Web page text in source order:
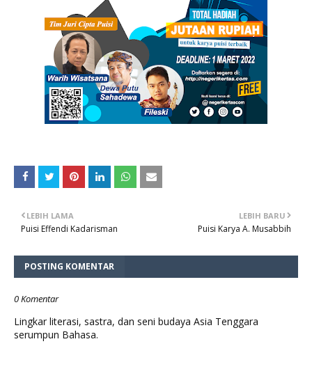
LEBIH BARU
Puisi Karya A. Musabbih
LEBIH LAMA
Puisi Effendi Kadarisman
POSTING KOMENTAR
0 Komentar
Lingkar literasi, sastra, dan seni budaya Asia Tenggara
serumpun Bahasa.